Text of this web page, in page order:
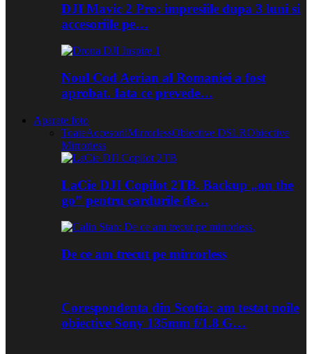
DJI Mavic 2 Pro: impresiile dupa 3 luni si
accesoriile pe…
Noul Cod Aerian al Romaniei a fost
aprobat. Iata ce prevede…
Aparate foto
ToateAccesoriiMirrorlessObiective DSLRObiective
Mirrorless
LaCie DJI Copilot 2TB. Backup „on the
go” pentru cardurile de…
De ce am trecut pe mirrorless
Corespondenta din Scotia: am testat noile
obiective Sony 135mm f/1.8 G…